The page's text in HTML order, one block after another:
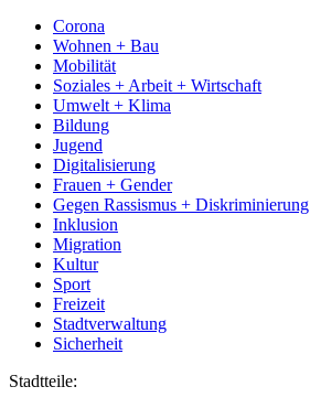
Corona
Wohnen + Bau
Mobilität
Soziales + Arbeit + Wirtschaft
Umwelt + Klima
Bildung
Jugend
Digitalisierung
Frauen + Gender
Gegen Rassismus + Diskriminierung
Inklusion
Migration
Kultur
Sport
Freizeit
Stadtverwaltung
Sicherheit
Stadtteile: